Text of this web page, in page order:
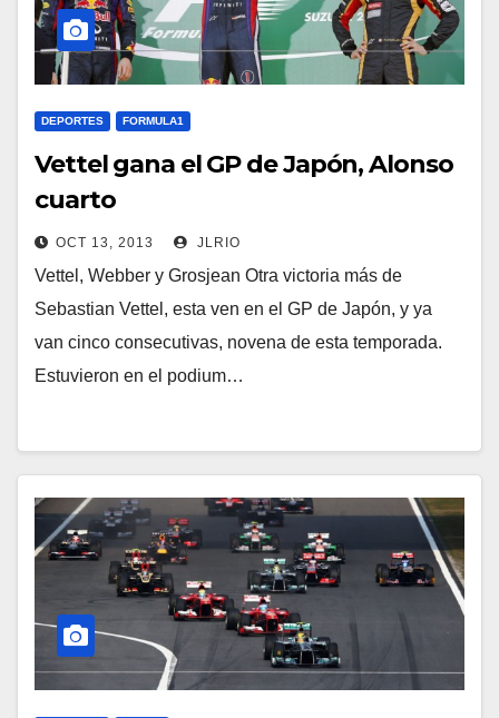
DEPORTES FORMULA1
Vettel gana el GP de Japón, Alonso
cuarto
OCT 13, 2013 JLRIO
Vettel, Webber y Grosjean Otra victoria más de
Sebastian Vettel, esta ven en el GP de Japón, y ya
van cinco consecutivas, novena de esta temporada.
Estuvieron en el podium…